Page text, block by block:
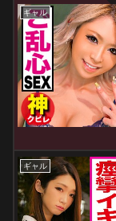
ギャル
ギャル